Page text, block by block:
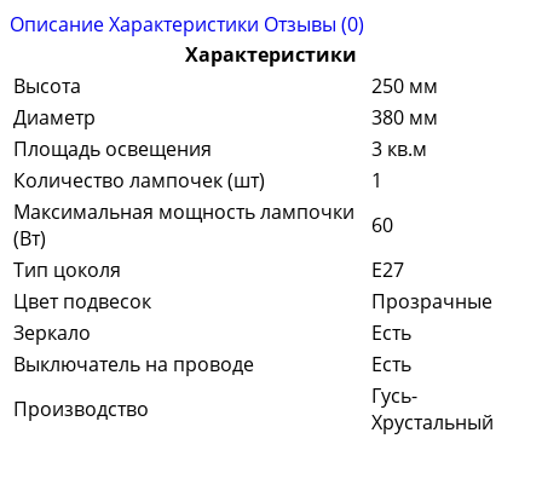
ОписаниеХарактеристики Отзывы (0)
Характеристики
Высота
250 мм
Диаметр
380 мм
Площадь освещения
3 кв.м
Количество лампочек (шт)
1
Максимальная мощность лампочки
(Вт)
60
Тип цоколя
E27
Цвет подвесок
Прозрачные
Зеркало
Есть
Выключатель на проводе
Есть
Производство
Гусь-
Хрустальный